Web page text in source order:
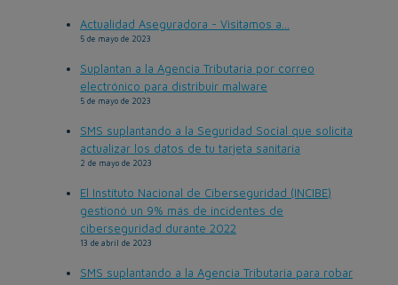
Actualidad Aseguradora - Visitamos a...
5 de mayo de 2023
Suplantan a la Agencia Tributaria por correo
electrónico para distribuir malware
5 de mayo de 2023
SMS suplantando a la Seguridad Social que solicita
actualizar los datos de tu tarjeta sanitaria
2 de mayo de 2023
El Instituto Nacional de Ciberseguridad (INCIBE)
gestionó un 9% más de incidentes de
ciberseguridad durante 2022
13 de abril de 2023
SMS suplantando a la Agencia Tributaria para robar